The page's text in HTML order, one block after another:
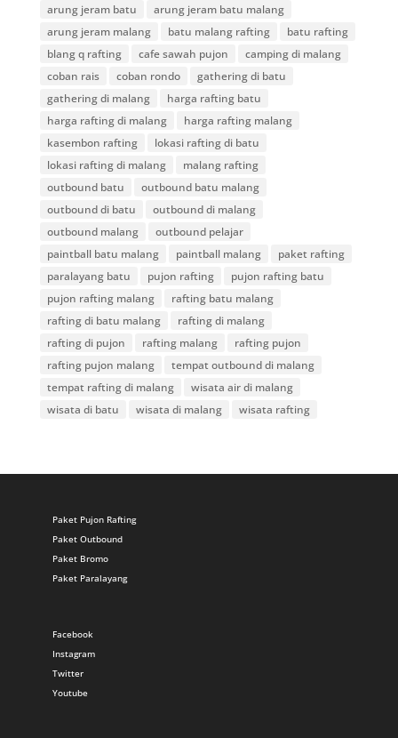
arung jeram batu
arung jeram batu malang
arung jeram malang
batu malang rafting
batu rafting
blang q rafting
cafe sawah pujon
camping di malang
coban rais
coban rondo
gathering di batu
gathering di malang
harga rafting batu
harga rafting di malang
harga rafting malang
kasembon rafting
lokasi rafting di batu
lokasi rafting di malang
malang rafting
outbound batu
outbound batu malang
outbound di batu
outbound di malang
outbound malang
outbound pelajar
paintball batu malang
paintball malang
paket rafting
paralayang batu
pujon rafting
pujon rafting batu
pujon rafting malang
rafting batu malang
rafting di batu malang
rafting di malang
rafting di pujon
rafting malang
rafting pujon
rafting pujon malang
tempat outbound di malang
tempat rafting di malang
wisata air di malang
wisata di batu
wisata di malang wisata rafting
Paket Pujon Rafting
Paket Outbound
Paket Bromo
Paket Paralayang
Facebook
Instagram
Twitter
Youtube